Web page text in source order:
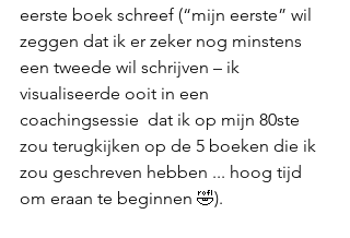
eerste boek schreef (“mijn eerste” wil
zeggen dat ik er zeker nog minstens
een tweede wil schrijven – ik
visualiseerde ooit in een
coachingsessie  dat ik op mijn 80ste
zou terugkijken op de 5 boeken die ik
zou geschreven hebben ... hoog tijd
om eraan te beginnen 🤣).